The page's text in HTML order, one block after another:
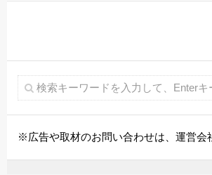
※広告や取材のお問い合わせは、運営会